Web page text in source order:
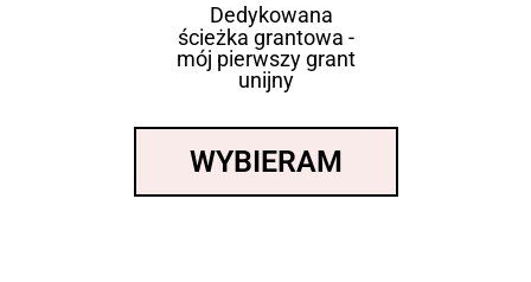
Dedykowana
ścieżka grantowa -
mój pierwszy grant
unijny
WYBIERAM